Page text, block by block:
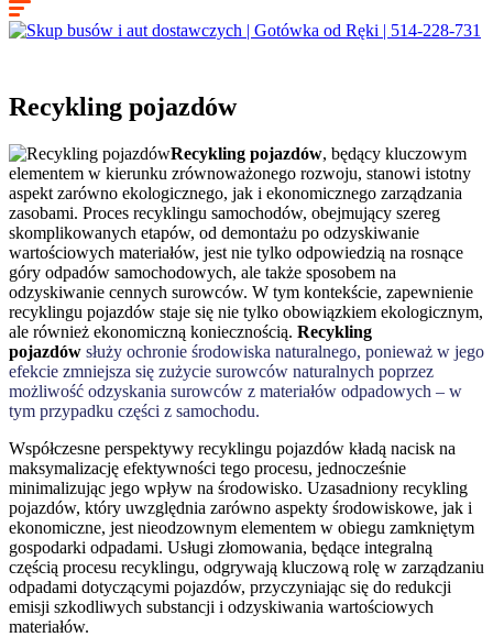
Recykling pojazdów
Recykling pojazdów, będący kluczowym
elementem w kierunku zrównoważonego rozwoju, stanowi istotny
aspekt zarówno ekologicznego, jak i ekonomicznego zarządzania
zasobami. Proces recyklingu samochodów, obejmujący szereg
skomplikowanych etapów, od demontażu po odzyskiwanie
wartościowych materiałów, jest nie tylko odpowiedzią na rosnące
góry odpadów samochodowych, ale także sposobem na
odzyskiwanie cennych surowców. W tym kontekście, zapewnienie
recyklingu pojazdów staje się nie tylko obowiązkiem ekologicznym,
ale również ekonomiczną koniecznością. Recykling
pojazdów służy ochronie środowiska naturalnego, ponieważ w jego
efekcie zmniejsza się zużycie surowców naturalnych poprzez
możliwość odzyskania surowców z materiałów odpadowych – w
tym przypadku części z samochodu.
Współczesne perspektywy recyklingu pojazdów kładą nacisk na
maksymalizację efektywności tego procesu, jednocześnie
minimalizując jego wpływ na środowisko. Uzasadniony recykling
pojazdów, który uwzględnia zarówno aspekty środowiskowe, jak i
ekonomiczne, jest nieodzownym elementem w obiegu zamkniętym
gospodarki odpadami. Usługi złomowania, będące integralną
częścią procesu recyklingu, odgrywają kluczową rolę w zarządzaniu
odpadami dotyczącymi pojazdów, przyczyniając się do redukcji
emisji szkodliwych substancji i odzyskiwania wartościowych
materiałów.